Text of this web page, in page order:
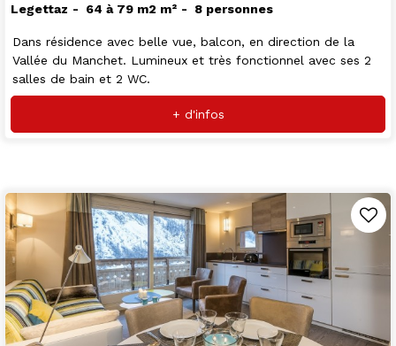
Legettaz 64 à 79 m2 m² 8 personnes
Dans résidence avec belle vue, balcon, en direction de la
Vallée du Manchet. Lumineux et très fonctionnel avec ses 2
salles de bain et 2 WC.
+ d'infos